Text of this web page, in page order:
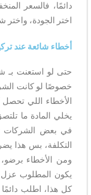
دائمًا، فالسعر
اختر الجودة،
أخطاء شائعة عند
حتى لو استعنت بـ
خصوصًا لو كانت
الأخطاء اللي
يخلي المادة ما
في بعض الشركات
التكلفة، بس هذا
ومن الأخطاء
يكون المطلوب
كل هذا، اطلب